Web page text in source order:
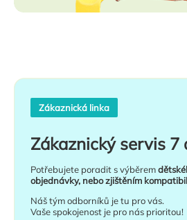
Zákaznická linka
Zákaznický servis 7
Potřebujete poradit s výběrem
objednávky, nebo zjištěním
Náš tým odborníků je tu pro vás.
Vaše spokojenost je pro nás prioritou!